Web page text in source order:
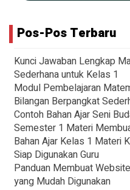
Pos-Pos Terbaru
Kunci Jawaban Lengkap
Sederhana untuk Kelas 1
Modul Pembelajaran
Bilangan Berpangkat
Contoh Bahan Ajar Seni
Semester 1 Materi
Bahan Ajar Kelas 1 Materi
Siap Digunakan Guru
Panduan Membuat
yang Mudah Digunakan